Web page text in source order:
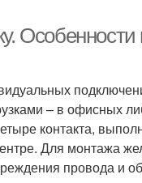
– в офисных
контакта,
Для монтажа
провода и